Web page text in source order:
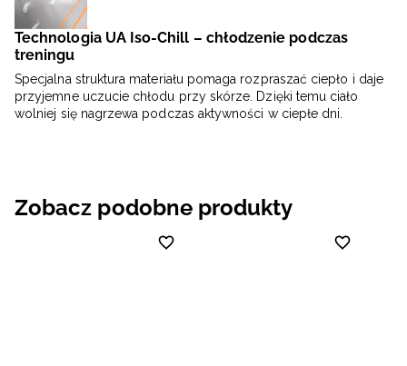
Technologia UA Iso-Chill – chłodzenie podczas
treningu
Specjalna struktura materiału pomaga rozpraszać ciepło i daje
przyjemne uczucie chłodu przy skórze. Dzięki temu ciało
wolniej się nagrzewa podczas aktywności w ciepłe dni.
Zobacz podobne produkty